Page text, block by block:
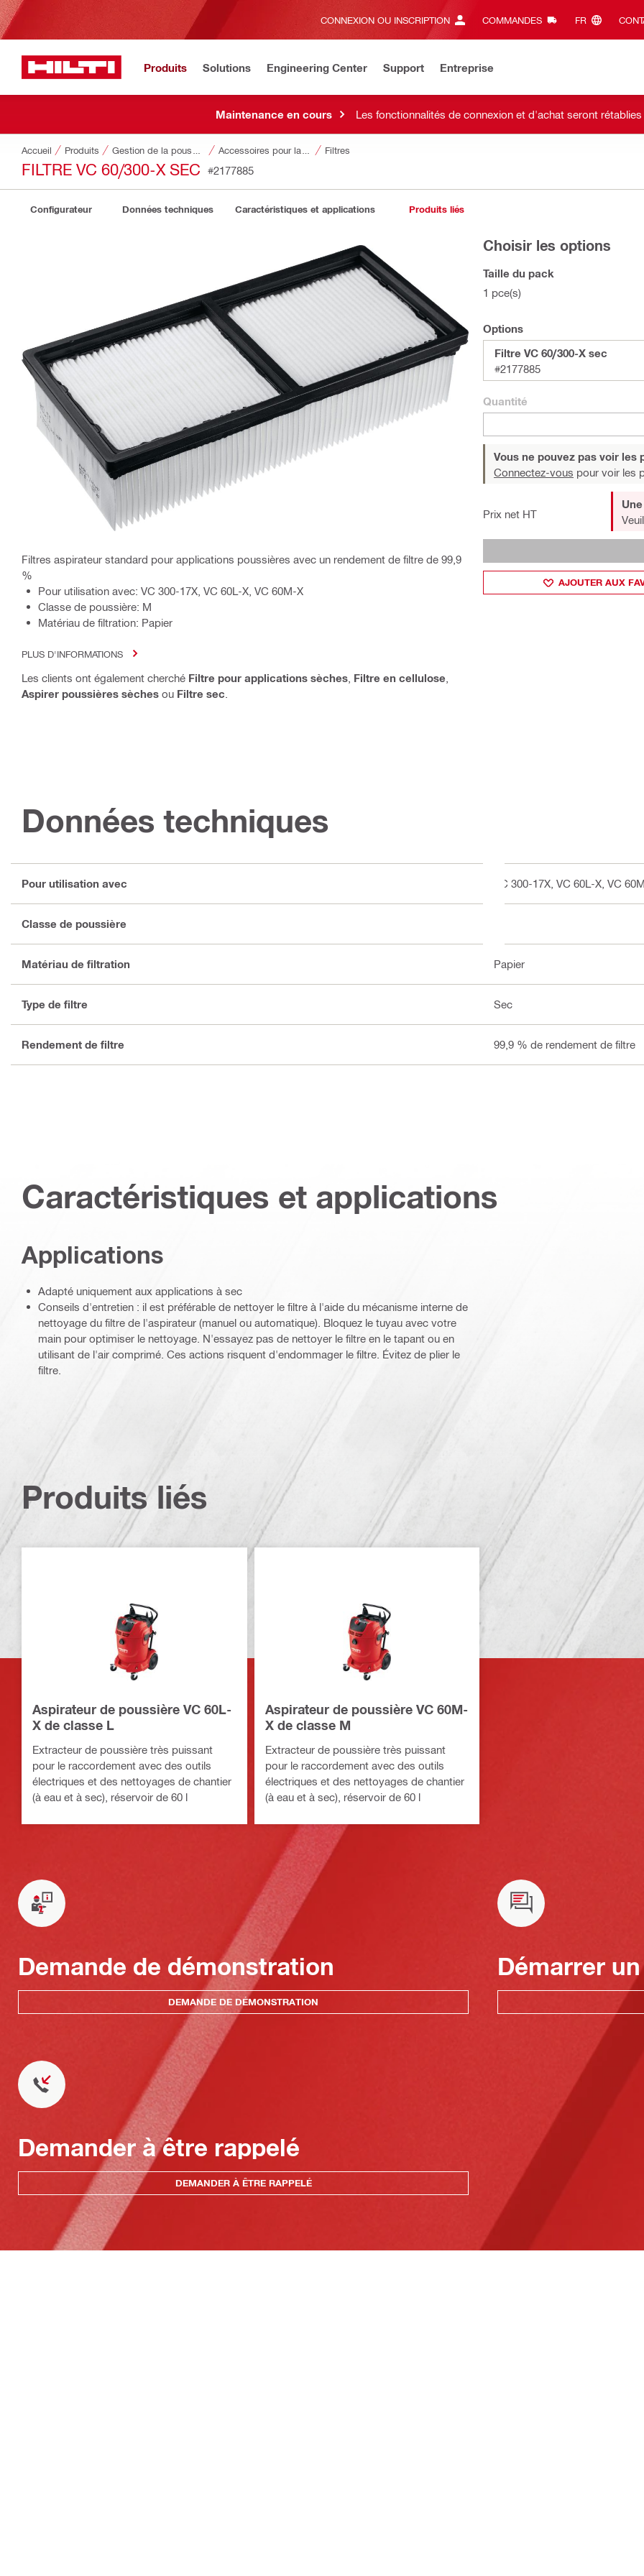
CONNEXION OU INSCRIPTION COMMANDES FR‎
Produits Solutions Engineering Center Support Entreprise
Maintenance en cours Les fonctionnalités de connexion et d'achat seront
Accueil Produits Filtres
FILTRE VC 60/300-X SEC #2177885
Configurateur Données techniques Caractéristiques et applications Produits liés
Filtres aspirateur standard pour applications poussières avec un rendement de filtre de 99,9
%
Pour utilisation avec: VC 300-17X, VC 60L-X, VC 60M-X
Classe de poussière: M
Matériau de filtration: Papier
PLUS D'INFORMATIONS
Les clients ont également cherché Filtre pour applications sèches Filtre en cellulose
Aspirer poussières sèches ou Filtre sec
Choisir les options
Taille du pack
1 pce(s)
Options
Filtre VC 60/300-X sec
#2177885
Quantité
Vous ne pouvez pas voir les
Connectez-vous pour voir les
Prix net HT
AJOUTER AUX
Données techniques
Pour utilisation avec VC 300-17X, VC 60L-X, VC
Classe de poussière
Matériau de filtration Papier
Type de filtre Sec
Rendement de filtre 99,9 % de rendement de filtre
Caractéristiques et applications
Applications
Adapté uniquement aux applications à sec
Conseils d'entretien : il est préférable de nettoyer le filtre à l'aide du mécanisme interne de
nettoyage du filtre de l'aspirateur (manuel ou automatique). Bloquez le tuyau avec votre
main pour optimiser le nettoyage. N'essayez pas de nettoyer le filtre en le tapant ou en
utilisant de l'air comprimé. Ces actions risquent d'endommager le filtre. Évitez de plier le
filtre.
Produits liés
Aspirateur de poussière VC 60L-
X de classe L
Extracteur de poussière très puissant
pour le raccordement avec des outils
électriques et des nettoyages de chantier
(à eau et à sec), réservoir de 60 l
Aspirateur de poussière VC 60M-
X de classe M
Extracteur de poussière très puissant
pour le raccordement avec des outils
électriques et des nettoyages de chantier
(à eau et à sec), réservoir de 60 l
Demande de démonstration
DEMANDE DE DÉMONSTRATION
Démarrer
Demander à être rappelé
DEMANDER À ÊTRE RAPPELÉ